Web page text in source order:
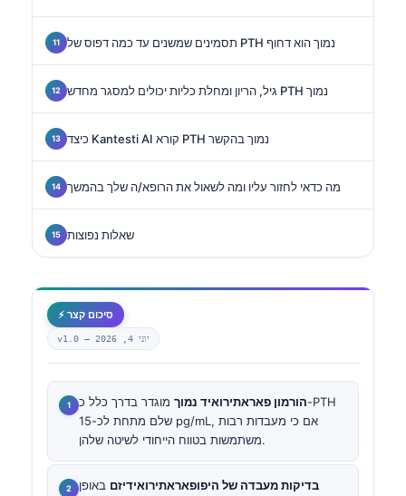
תסמינים שמשנים עד כמה דפוס של PTH נמוך הוא דחוף
גיל, הריון ומחלת כליות יכולים למסגר מחדש PTH נמוך
כיצד Kantesti AI קורא PTH נמוך בהקשר
מה כדאי לחזור עליו ומה לשאול את הרופא/ה שלך בהמשך
שאלות נפוצות
⚡ סיכום קצר
v1.0 — יוני 4, 2026
הורמון פאראתירואיד נמוך מוגדר בדרך כלל כ-PTH
שלם מתחת לכ-15 pg/mL, אם כי מעבדות רבות
משתמשות בטווח הייחודי לשיטה שלהן.
בדיקות מעבדה של היפופאראתירואידיזם באופן